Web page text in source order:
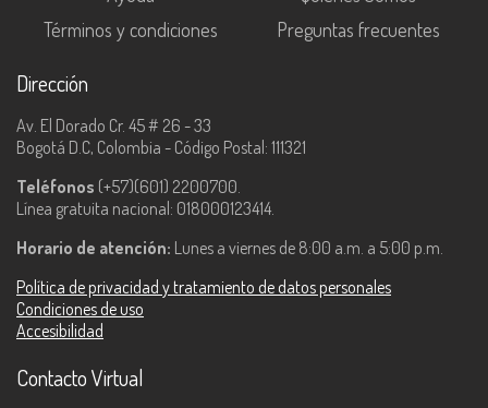
Términos y condiciones
Preguntas frecuentes
Dirección
Av. El Dorado Cr. 45 # 26 - 33
Bogotá D.C, Colombia - Código Postal: 111321
Teléfonos (+57)(601) 2200700.
Línea gratuita nacional: 018000123414.
Horario de atención: Lunes a viernes de 8:00 a.m. a 5:00 p.m.
Política de privacidad y tratamiento de datos personales
Condiciones de uso
Accesibilidad
Contacto Virtual